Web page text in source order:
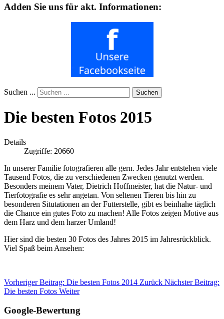
Adden Sie uns für akt. Informationen:
Suchen ... Suchen
Die besten Fotos 2015
Details
Zugriffe: 20660
In unserer Familie fotografieren alle gern. Jedes Jahr entstehen viele
Tausend Fotos, die zu verschiedenen Zwecken genutzt werden.
Besonders meinem Vater, Dietrich Hoffmeister, hat die Natur- und
Tierfotografie es sehr angetan. Von seltenen Tieren bis hin zu
besonderen Situtationen an der Futterstelle, gibt es beinhahe täglich
die Chance ein gutes Foto zu machen! Alle Fotos zeigen Motive aus
dem Harz und dem harzer Umland!
Hier sind die besten 30 Fotos des Jahres 2015 im Jahresrückblick.
Viel Spaß beim Ansehen:
Vorheriger Beitrag: Die besten Fotos 2014 Zurück Nächster Beitrag:
Die besten Fotos Weiter
Google-Bewertung